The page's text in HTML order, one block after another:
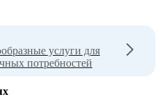
услуги для
потребностей